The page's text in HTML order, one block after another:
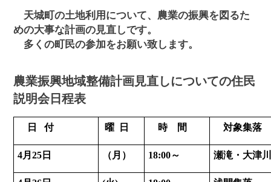
天城町の土地利用について、農業の振興を図るた
めの大事な計画の見直しです。
多くの町民の参加をお願い致します。
農業振興地域整備計画見直しについての住民
説明会日程表
日 付 曜 日 時 間 対象集落
4月25日 （月） 18:00～ 瀬滝・大津